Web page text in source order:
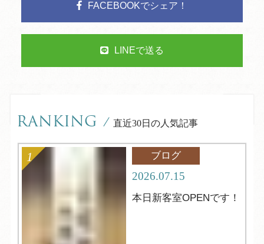
FACEBOOKでシェア！
LINEで送る
RANKING / 直近30日の人気記事
ブログ
2026.07.15
本日新客室OPENです！